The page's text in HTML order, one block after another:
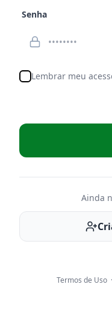
Senha
Lembrar meu
Ainda
Termos de Uso ·